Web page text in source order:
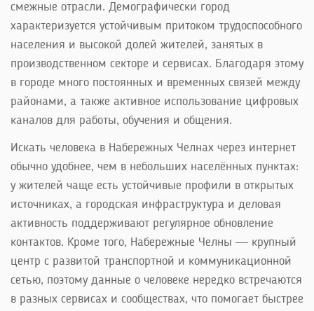
смежные отрасли. Демографически город
характеризуется устойчивым притоком трудоспособного
населения и высокой долей жителей, занятых в
производственном секторе и сервисах. Благодаря этому
в городе много постоянных и временных связей между
районами, а также активное использование цифровых
каналов для работы, обучения и общения.
Искать человека в Набережных Челнах через интернет
обычно удобнее, чем в небольших населённых пунктах:
у жителей чаще есть устойчивые профили в открытых
источниках, а городская инфраструктура и деловая
активность поддерживают регулярное обновление
контактов. Кроме того, Набережные Челны — крупный
центр с развитой транспортной и коммуникационной
сетью, поэтому данные о человеке нередко встречаются
в разных сервисах и сообществах, что помогает быстрее